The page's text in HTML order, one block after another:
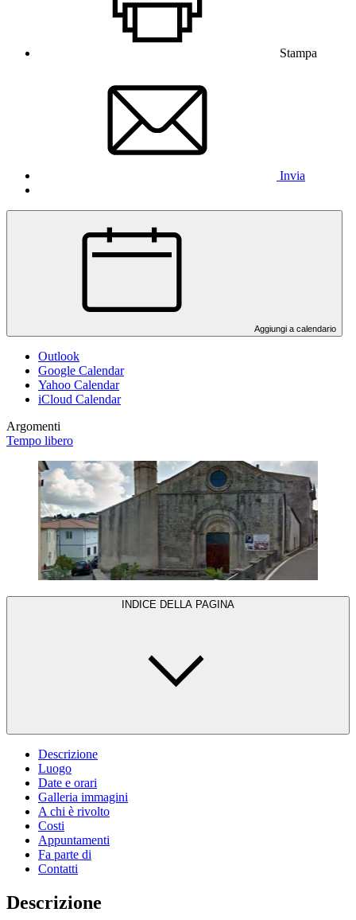
Stampa
Invia
Aggiungi a calendario
Outlook
Google Calendar
Yahoo Calendar
iCloud Calendar
Argomenti
Tempo libero
INDICE DELLA PAGINA
Descrizione
Luogo
Date e orari
Galleria immagini
A chi è rivolto
Costi
Appuntamenti
Fa parte di
Contatti
Descrizione